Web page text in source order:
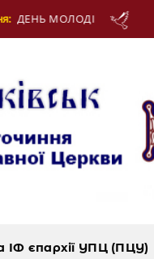
12 Серпня: МУЧЕНИКІВ
ІФ єпархії УПЦ (ПЦУ)